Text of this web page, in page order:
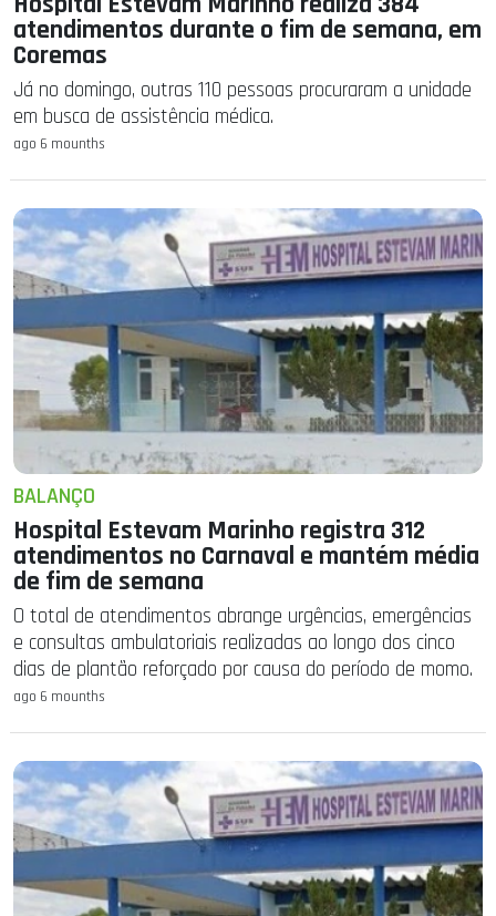
atendimentos durante o fim de semana, em
Coremas
Já no domingo, outras 110 pessoas procuraram a unidade
em busca de assistência médica.
ago 6 mounths
BALANÇO
Hospital Estevam Marinho registra 312
atendimentos no Carnaval e mantém média
de fim de semana
O total de atendimentos abrange urgências, emergências
e consultas ambulatoriais realizadas ao longo dos cinco
dias de plantão reforçado por causa do período de momo.
ago 6 mounths